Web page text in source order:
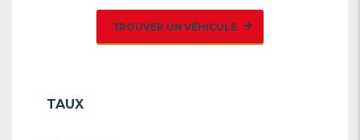
TROUVER UN VÉHICULE
TAUX